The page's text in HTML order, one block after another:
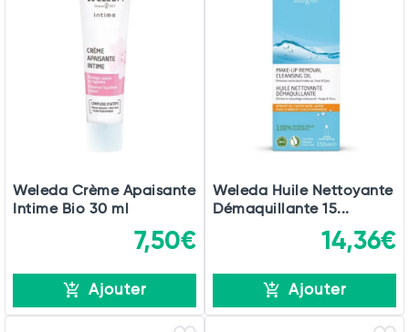
Weleda Crème Apaisante
Intime Bio 30 ml
7,50€
Ajouter
Weleda Huile Nettoyante
Démaquillante 15...
14,36€
Ajouter